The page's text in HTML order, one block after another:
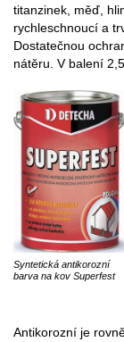
titanzinek, měď,
rychleschnoucí a
Dostatečnou
nátěru. V balení
Syntetická antikorozní
barva na kov Superfest
Antikorozní je